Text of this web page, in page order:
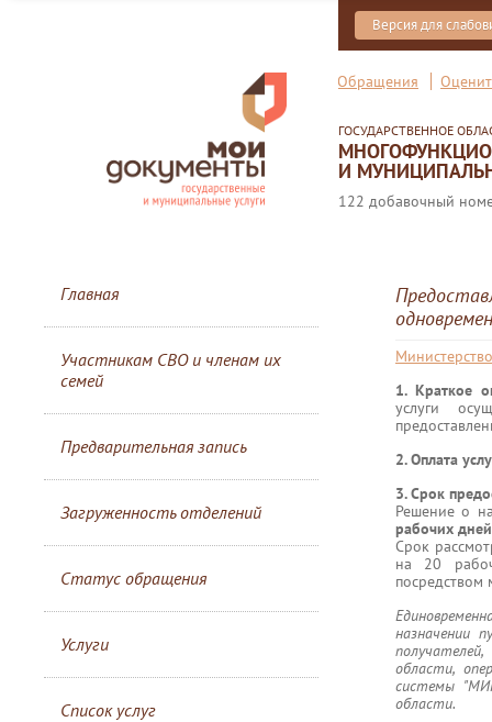
Версия для
Обращения
ГОСУДАРСТВЕННОЕ
И
122 добавочный
Главная
Участникам СВО и членам их
семей
Предварительная запись
Загруженность отделений
Статус обращения
Услуги
Список услуг
1. Краткое
услуги
2. Оплата
3. Срок
Решение о
рабочих
Срок
на 20
назначении
области,
системы
области.